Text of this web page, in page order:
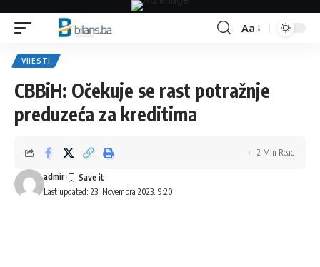
Font
Aa
VIJESTI
CBBiH: Očekuje se rast potražnje
preduzeća za kreditima
Last updated: 23. Novembra 2023. 9:20
admir
2 Min Read